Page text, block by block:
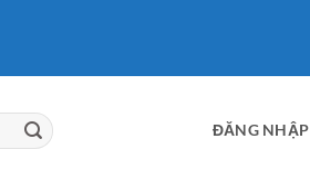
ĐĂNG NHẬP